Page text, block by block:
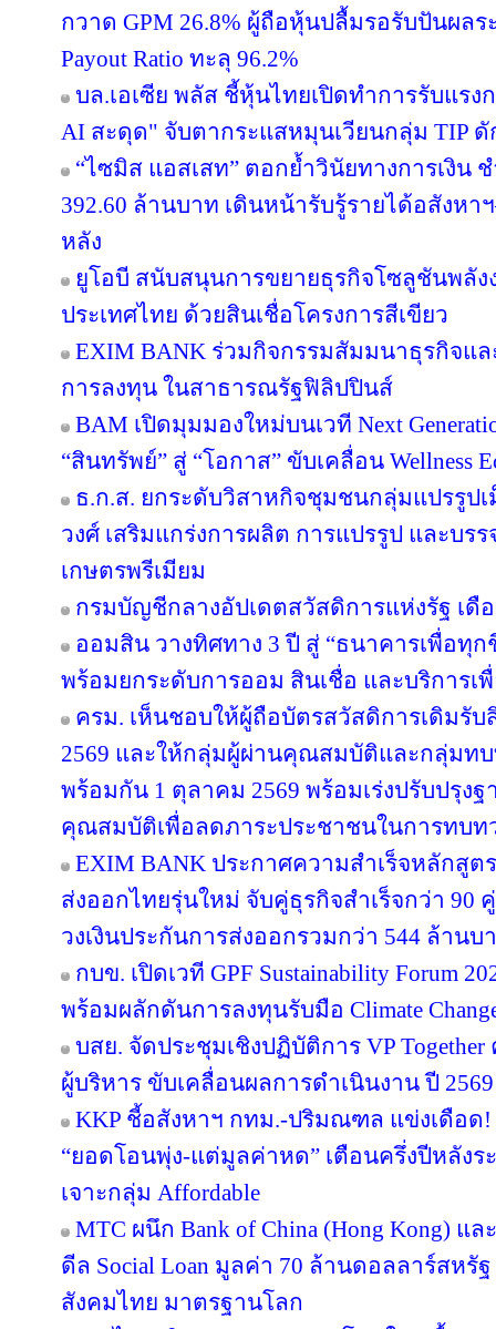
กวาด GPM 26.8% ผู้ถือหุ้นปลื้มรอรับปันผล
Payout Ratio ทะลุ 96.2%
บล.เอเซีย พลัส ชี้หุ้นไทยเปิดทำการรับแร
AI สะดุด" จับตากระแสหมุนเวียนกลุ่ม TIP ดั
“ไซมิส แอสเสท” ตอกย้ำวินัยทางการเงิน
392.60 ล้านบาท เดินหน้ารับรู้รายได้อสังหา
หลัง
ยูโอบี สนับสนุนการขยายธุรกิจโซลูชันพลังง
ประเทศไทย ด้วยสินเชื่อโครงการสีเขียว
EXIM BANK ร่วมกิจกรรมสัมมนาธุรกิจแ
การลงทุน ในสาธารณรัฐฟิลิปปินส์
BAM เปิดมุมมองใหม่บนเวที Next
“สินทรัพย์” สู่ “โอกาส” ขับเคลื่อน Wellness
ธ.ก.ส. ยกระดับวิสาหกิจชุมชนกลุ่มแปรรูป
วงศ์ เสริมแกร่งการผลิต การแปรรูป และบ
เกษตรพรีเมียม
กรมบัญชีกลางอัปเดตสวัสดิการแห่งรัฐ เดื
ออมสิน วางทิศทาง 3 ปี สู่ “ธนาคารเพื่อทุ
พร้อมยกระดับการออม สินเชื่อ และบริการเ
ครม. เห็นชอบให้ผู้ถือบัตรสวัสดิการเดิมรับ
2569 และให้กลุ่มผู้ผ่านคุณสมบัติและกลุ่มท
พร้อมกัน 1 ตุลาคม 2569 พร้อมเร่งปรับปรุง
คุณสมบัติเพื่อลดภาระประชาชนในการทบท
EXIM BANK ประกาศความสำเร็จหลักสู
ส่งออกไทยรุ่นใหม่ จับคู่ธุรกิจสำเร็จกว่า 90
วงเงินประกันการส่งออกรวมกว่า 544 ล้านบ
กบข. เปิดเวที GPF Sustainability Forum
พร้อมผลักดันการลงทุนรับมือ Climate
บสย. จัดประชุมเชิงปฏิบัติการ VP
ผู้บริหาร ขับเคลื่อนผลการดำเนินงาน ปี 2569
KKP ชี้อสังหาฯ กทม.-ปริมณฑล แข่งเดือด
“ยอดโอนพุ่ง-แต่มูลค่าหด” เตือนครึ่งปีหลัง
เจาะกลุ่ม Affordable
MTC ผนึก Bank of China (Hong Kong) แล
ดีล Social Loan มูลค่า 70 ล้านดอลลาร์สห
สังคมไทย มาตรฐานโลก